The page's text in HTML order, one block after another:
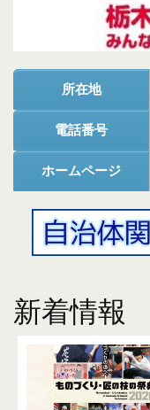
所在地
電話番号
ホームページ
新着情報